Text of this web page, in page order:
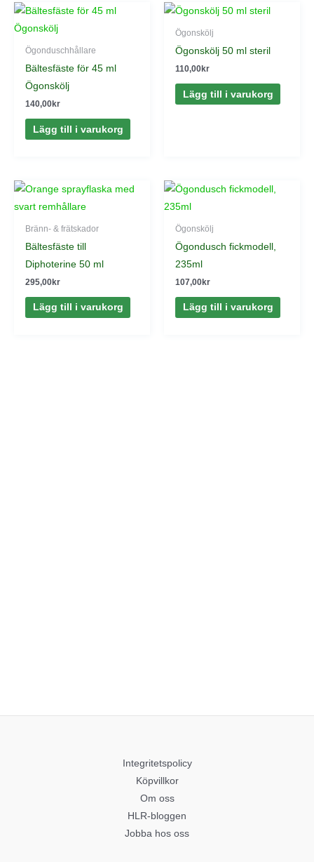
Ögonduschhållare
Bältesfäste för 45 ml
Ögonskölj
140,00kr
Lägg till i varukorg
Ögonskölj
Ögonskölj 50 ml steril
110,00kr
Lägg till i varukorg
Bränn- & frätskador
Bältesfäste till
Diphoterine 50 ml
295,00kr
Lägg till i varukorg
Ögonskölj
Ögondusch fickmodell,
235ml
107,00kr
Lägg till i varukorg
Integritetspolicy
Köpvillkor
Om oss
HLR-bloggen
Jobba hos oss